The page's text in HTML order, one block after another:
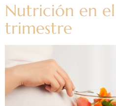
Nutrición en
trimestre